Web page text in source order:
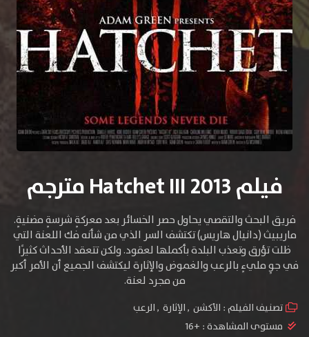
فيلم Hatchet III 2013 مترجم
فريق البحث والتقصي يحاول حصر الخسائر بعد معركةٍ شرسةٍ مضنيةٍ.
ماريبيث (دانيال هاريس) تكتشف السر الذي من شأنه فك اللعنة التي
ظلت تؤرق وتعذب البلدة بأكملها لعقود. ولكن تتعقد الأحداث كثيرًا
في جوٍ مليءٍ بالرعب والغموض والإثارة ليكتشف الجميع أن الأمر أكبر
من مجرد لعنة.
تصنيف الفيلم : الأكشن ,الإثارة ,الرعب
مستوى المشاهدة : +16